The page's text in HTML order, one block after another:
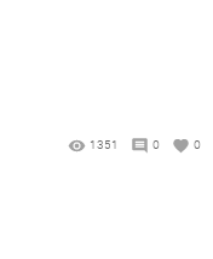
1351 0 0